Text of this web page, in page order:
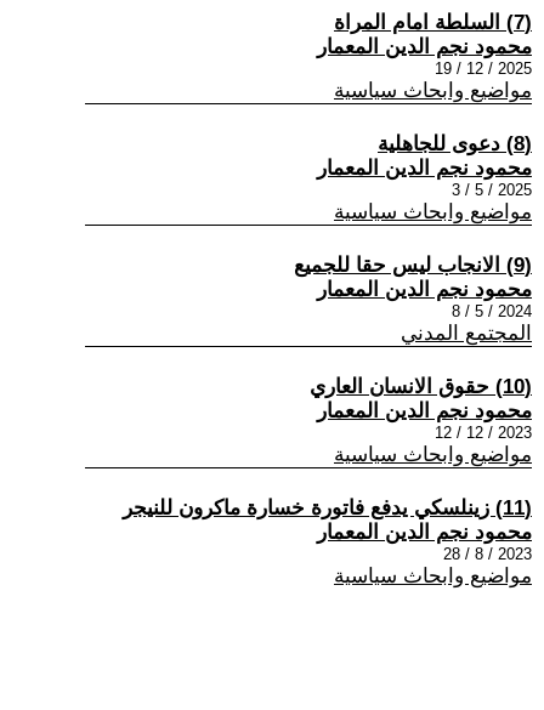
(7) السلطة امام المراة
محمود نجم الدين المعمار
2025 / 12 / 19
مواضيع وابحاث سياسية
(8) دعوى للجاهلية
محمود نجم الدين المعمار
2025 / 5 / 3
مواضيع وابحاث سياسية
(9) الانجاب ليس حقا للجميع
محمود نجم الدين المعمار
2024 / 5 / 8
المجتمع المدني
(10) حقوق الانسان العاري
محمود نجم الدين المعمار
2023 / 12 / 12
مواضيع وابحاث سياسية
(11) زينلسكي يدفع فاتورة خسارة ماكرون للنيجر
محمود نجم الدين المعمار
2023 / 8 / 28
مواضيع وابحاث سياسية